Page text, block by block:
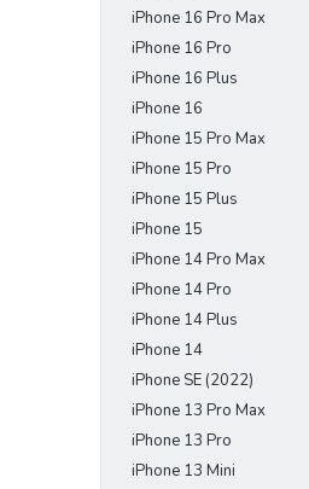
iPhone 16 Pro Max
iPhone 16 Pro
iPhone 16 Plus
iPhone 16
iPhone 15 Pro Max
iPhone 15 Pro
iPhone 15 Plus
iPhone 15
iPhone 14 Pro Max
iPhone 14 Pro
iPhone 14 Plus
iPhone 14
iPhone SE (2022)
iPhone 13 Pro Max
iPhone 13 Pro
iPhone 13 Mini